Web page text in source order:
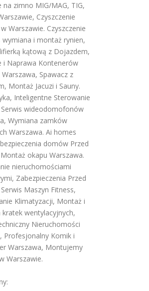
na zimno MIG/MAG, TIG,
, Czyszczenie
Warszawie. Czyszczenie
wymiana i montaż rynien,
kątową z Dojazdem,
i Naprawa Kontenerów
, Spawacz z
, Montaż Jacuzi i Sauny.
Inteligentne Sterowanie
Serwis wideodomofonów
, Wymiana zamków
Warszawa. Ai homes
domów Przed
Montaż okapu Warszawa.
nieruchomościami
, Zabezpieczenia Przed
Serwis Maszyn Fitness,
Klimatyzacji, Montaż i
kratek wentylacyjnych,
Nieruchomości
, Profesjonalny Komik i
Warszawa, Montujemy
Warszawie.